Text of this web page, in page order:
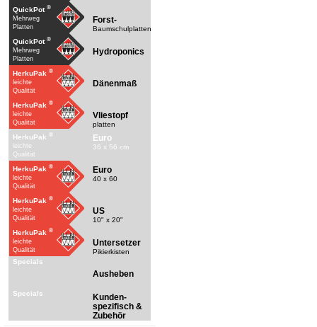
QuickPot ®
Mehrweg
Platten
Forst-
Baumschulplatten
QuickPot ®
Mehrweg
Platten
Hydroponics
HerkuPak ®
leichte
Qualität
Dänenmaß
HerkuPak ®
leichte
Qualität
Vliestopf
platten
HerkuPak ®
leichte
Qualität
Euro
36 x 56 cm
HerkuPak ®
leichte
Qualität
Euro
40 x 60
HerkuPak ®
leichte
Qualität
US
10" x 20"
HerkuPak ®
leichte
Qualität
Untersetzer
Pikierkisten
Specials
Ausheben
Specials
Kunden-
spezifisch &
Zubehör